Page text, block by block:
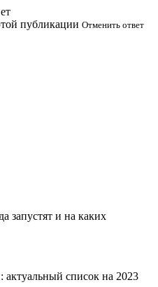
публикации Отменить ответ
запустят и на каких
список на 2023